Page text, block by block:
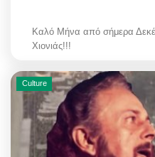
Καλό Μήνα από σήμερα
Χιονιάς!!!
Culture